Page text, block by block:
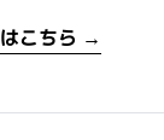
こちら →